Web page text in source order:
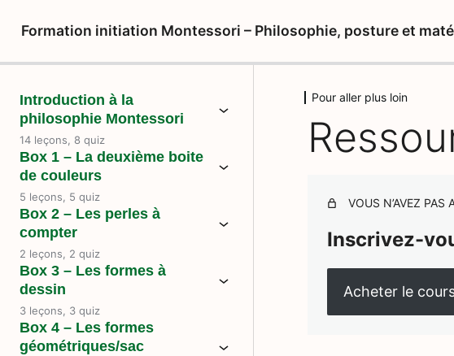
Formation initiation Montessori – Philosophie, posture et
Introduction à la
philosophie Montessori
14 leçons, 8 quiz
Box 1 – La deuxième boite
de couleurs
5 leçons, 5 quiz
Box 2 – Les perles à
compter
2 leçons, 2 quiz
Box 3 – Les formes à
dessin
3 leçons, 3 quiz
Box 4 – Les formes
géométriques/sac
Pour aller plus loin
VOUS N’AVEZ PAS
Inscrivez-
Acheter le